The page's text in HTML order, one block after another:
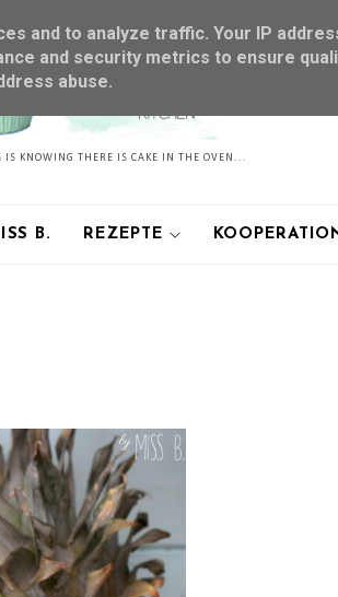
IS KNOWING THERE IS CAKE IN THE OVEN...
B. REZEPTE
and to analyze traffic. Your IP
and security metrics to ensure
abuse.